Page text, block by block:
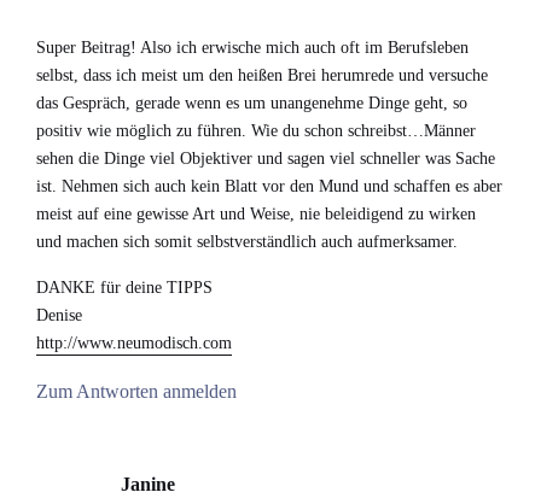
Super Beitrag! Also ich erwische mich auch oft im Berufsleben
selbst, dass ich meist um den heißen Brei herumrede und versuche
das Gespräch, gerade wenn es um unangenehme Dinge geht, so
positiv wie möglich zu führen. Wie du schon schreibst…Männer
sehen die Dinge viel Objektiver und sagen viel schneller was Sache
ist. Nehmen sich auch kein Blatt vor den Mund und schaffen es aber
meist auf eine gewisse Art und Weise, nie beleidigend zu wirken
und machen sich somit selbstverständlich auch aufmerksamer.
DANKE für deine TIPPS
Denise
http://www.neumodisch.com
Zum Antworten anmelden
Janine